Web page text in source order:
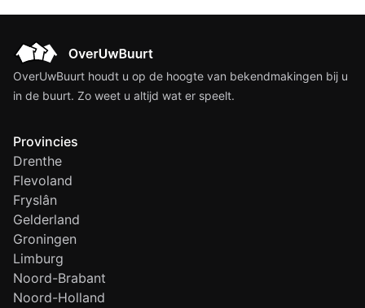
OverUwBuurt houdt u op de hoogte van bekendmakingen bij u
in de buurt. Zo weet u altijd wat er speelt.
Provincies
Drenthe
Flevoland
Fryslân
Gelderland
Groningen
Limburg
Noord-Brabant
Noord-Holland